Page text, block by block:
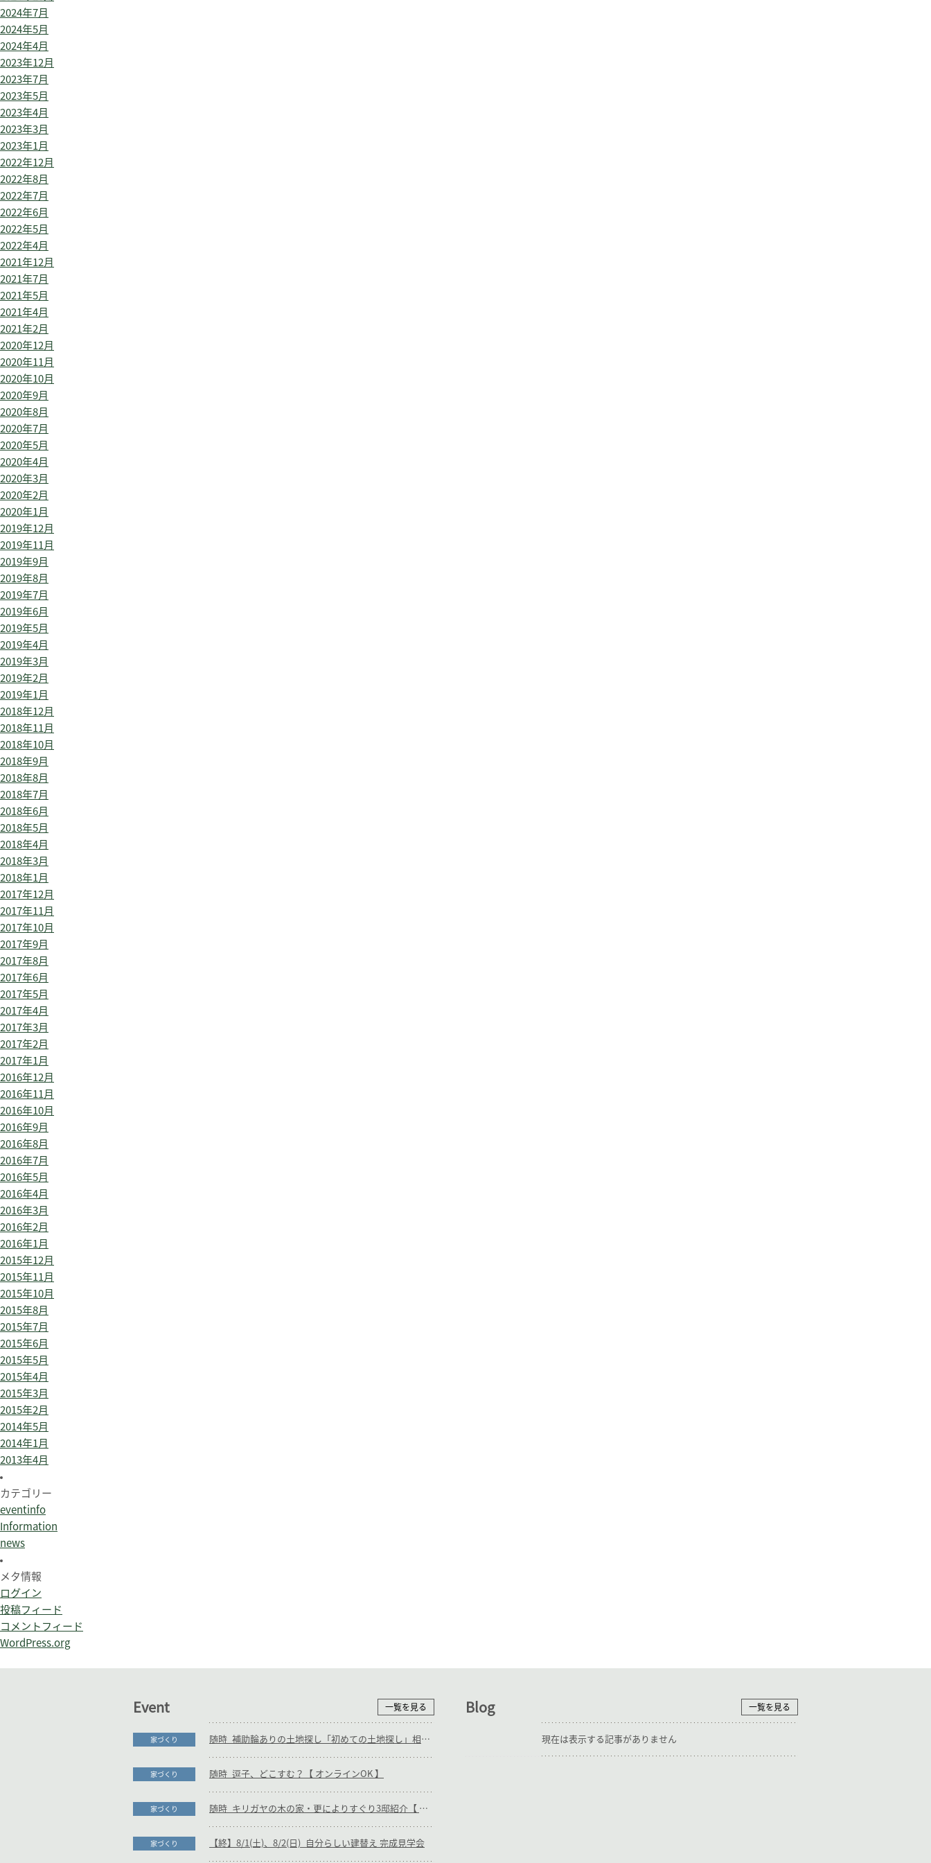
2024年7月
2024年5月
2024年4月
2023年12月
2023年7月
2023年5月
2023年4月
2023年3月
2023年1月
2022年12月
2022年8月
2022年7月
2022年6月
2022年5月
2022年4月
2021年12月
2021年7月
2021年5月
2021年4月
2021年2月
2020年12月
2020年11月
2020年10月
2020年9月
2020年8月
2020年7月
2020年5月
2020年4月
2020年3月
2020年2月
2020年1月
2019年12月
2019年11月
2019年9月
2019年8月
2019年7月
2019年6月
2019年5月
2019年4月
2019年3月
2019年2月
2019年1月
2018年12月
2018年11月
2018年10月
2018年9月
2018年8月
2018年7月
2018年6月
2018年5月
2018年4月
2018年3月
2018年1月
2017年12月
2017年11月
2017年10月
2017年9月
2017年8月
2017年6月
2017年5月
2017年4月
2017年3月
2017年2月
2017年1月
2016年12月
2016年11月
2016年10月
2016年9月
2016年8月
2016年7月
2016年5月
2016年4月
2016年3月
2016年2月
2016年1月
2015年12月
2015年11月
2015年10月
2015年8月
2015年7月
2015年6月
2015年5月
2015年4月
2015年3月
2015年2月
2014年5月
2014年1月
2013年4月
カテゴリー
eventinfo
Information
news
メタ情報
ログイン
投稿フィード
コメントフィード
WordPress.org
Event 一覧を見る
家づくり 随時_補助輪ありの土地探し「初めての土地探し」相談会【3組様限定】
家づくり 随時_逗子、どこすむ？【 オンラインOK 】
家づくり 随時_キリガヤの木の家・更によりすぐり3邸紹介【 オンラインOK 】
家づくり 【終】8/1(土)、8/2(日)_自分らしい建替え 完成見学会
Blog 一覧を見る
現在は表示する記事がありません